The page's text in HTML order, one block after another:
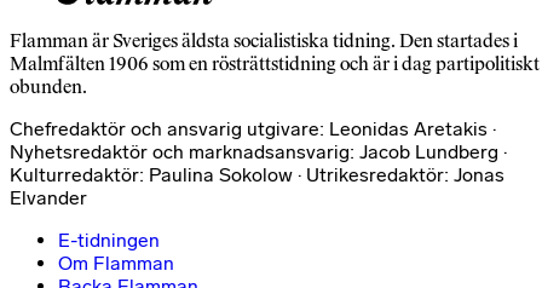
Flamman är Sveriges äldsta socialistiska tidning. Den startades i
Malmfälten 1906 som en rösträttstidning och är i dag partipolitiskt
obunden.
Chefredaktör och ansvarig utgivare: Leonidas Aretakis ·
Nyhetsredaktör och marknadsansvarig: Jacob Lundberg ·
Kulturredaktör: Paulina Sokolow · Utrikesredaktör: Jonas
Elvander
E-tidningen
Om Flamman